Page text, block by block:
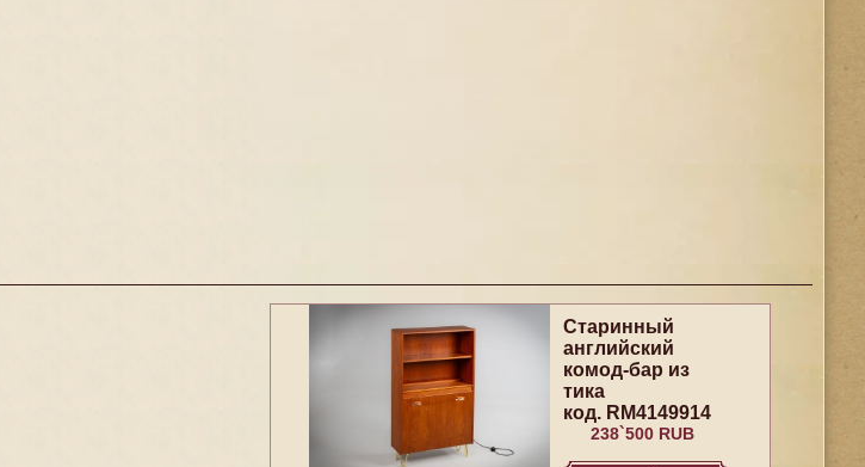
Старинный
английский
комод-бар из
тика
код. RM4149914
238`500 RUB